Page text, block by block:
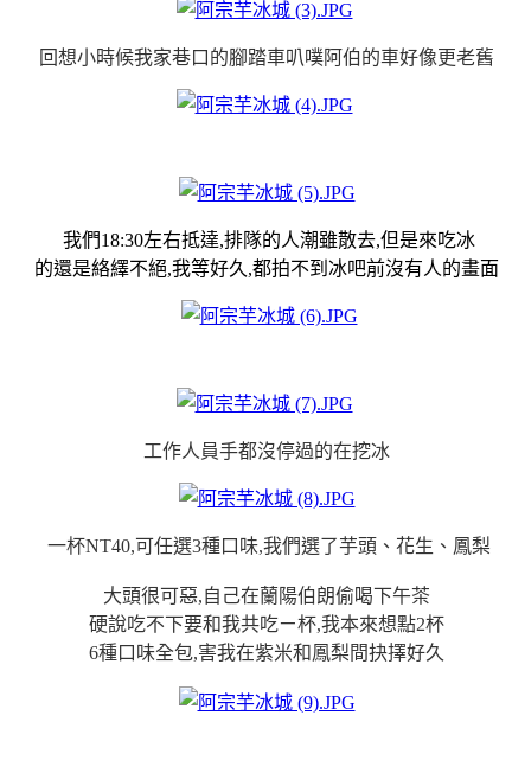
回想小時候我家巷口的腳踏車叭噗阿伯的車好像更老舊
我們18:30左右抵達,排隊的人潮雖散去,但是來吃冰
的還是絡繹不絕,我等好久,都拍不到冰吧前沒有人的畫面
工作人員手都沒停過的在挖冰
一杯NT40,可任選3種口味,我們選了芋頭、花生、鳳梨
大頭很可惡,自己在蘭陽伯朗偷喝下午茶
硬說吃不下要和我共吃ㄧ杯,我本來想點2杯
6種口味全包,害我在紫米和鳳梨間抉擇好久